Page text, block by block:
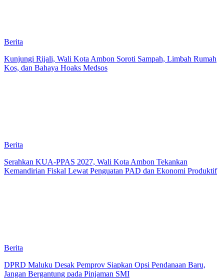
Berita
Kunjungi Rijali, Wali Kota Ambon Soroti Sampah, Limbah Rumah
Kos, dan Bahaya Hoaks Medsos
Berita
Serahkan KUA-PPAS 2027, Wali Kota Ambon Tekankan
Kemandirian Fiskal Lewat Penguatan PAD dan Ekonomi Produktif
Berita
DPRD Maluku Desak Pemprov Siapkan Opsi Pendanaan Baru,
Jangan Bergantung pada Pinjaman SMI